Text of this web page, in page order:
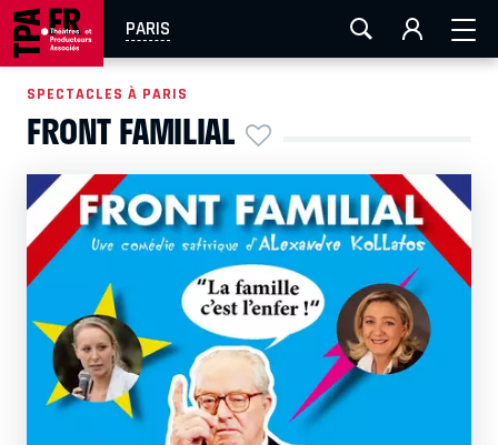
PARIS
AIX-MARSEILLE LA ROCHELLE
EN TOURNÉE
SPECTACLES À PARIS
FRONT FAMILIAL